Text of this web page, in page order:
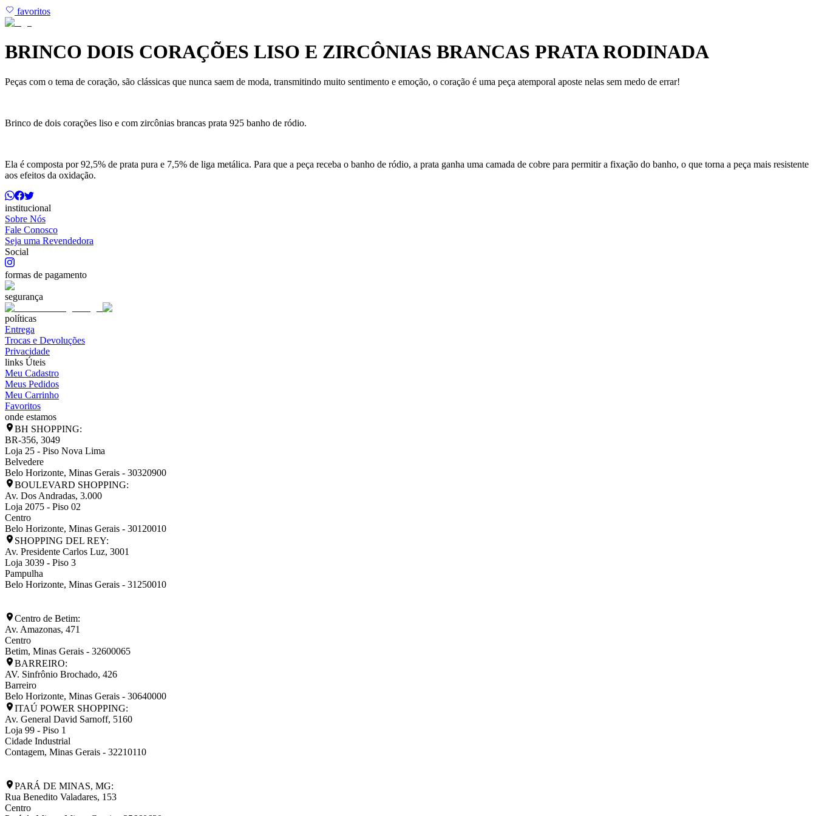
favoritos
BRINCO DOIS CORAÇÕES LISO E ZIRCÔNIAS BRANCAS PRATA RODINADA
Peças com o tema de coração, são clássicas que nunca saem de moda, transmitindo muito sentimento e emoção, o coração é uma peça atemporal aposte nelas sem medo de errar!
Brinco de dois corações liso e com zircônias brancas prata 925 banho de ródio.
Ela é composta por 92,5% de prata pura e 7,5% de liga metálica. Para que a peça receba o banho de ródio, a prata ganha uma camada de cobre para permitir a fixação do banho, o que torna a peça mais resistente
aos efeitos da oxidação.
institucional
Sobre Nós
Fale Conosco
Seja uma Revendedora
Social
formas de pagamento
segurança
políticas
Entrega
Trocas e Devoluções
Privacidade
links Úteis
Meu Cadastro
Meus Pedidos
Meu Carrinho
Favoritos
onde estamos
BH SHOPPING:
BR-356, 3049
Loja 25 - Piso Nova Lima
Belvedere
Belo Horizonte, Minas Gerais - 30320900
BOULEVARD SHOPPING:
Av. Dos Andradas, 3.000
Loja 2075 - Piso 02
Centro
Belo Horizonte, Minas Gerais - 30120010
SHOPPING DEL REY:
Av. Presidente Carlos Luz, 3001
Loja 3039 - Piso 3
Pampulha
Belo Horizonte, Minas Gerais - 31250010
Centro de Betim:
Av. Amazonas, 471
Centro
Betim, Minas Gerais - 32600065
BARREIRO:
AV. Sinfrônio Brochado, 426
Barreiro
Belo Horizonte, Minas Gerais - 30640000
ITAÚ POWER SHOPPING:
Av. General David Sarnoff, 5160
Loja 99 - Piso 1
Cidade Industrial
Contagem, Minas Gerais - 32210110
PARÁ DE MINAS, MG:
Rua Benedito Valadares, 153
Centro